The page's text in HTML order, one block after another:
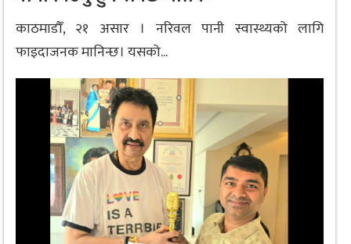
काठमाडौँ, २१ असार । नरिवल पानी स्वास्थ्यको लागि
फाइदाजनक मानिन्छ। यसको...